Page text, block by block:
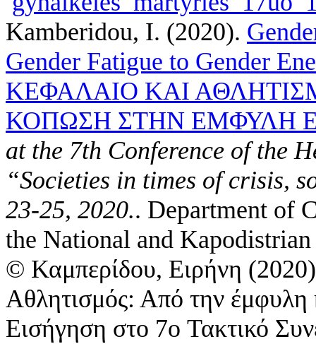
Kamberidou, I. (2020).
Gender Fatigue to Gender
ΚΕΦΑΛΑΙΟ ΚΑΙ
ΚΟΠΩΣΗ ΣΤΗΝ ΕΜΦΥΛΗ
at the 7th Conference of the
“Societies in times of crisis,
23-25, 2020.. Department of
the National and
© Καμπερίδου, Ειρήνη
Αθλητισμός: Από την
Εισήγηση στο 7ο Τακτικό